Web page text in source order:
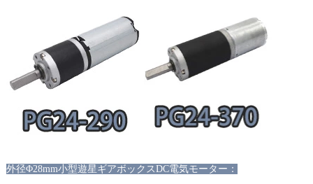
外径Φ28mm小型遊星ギアボックスDC電気モーター：